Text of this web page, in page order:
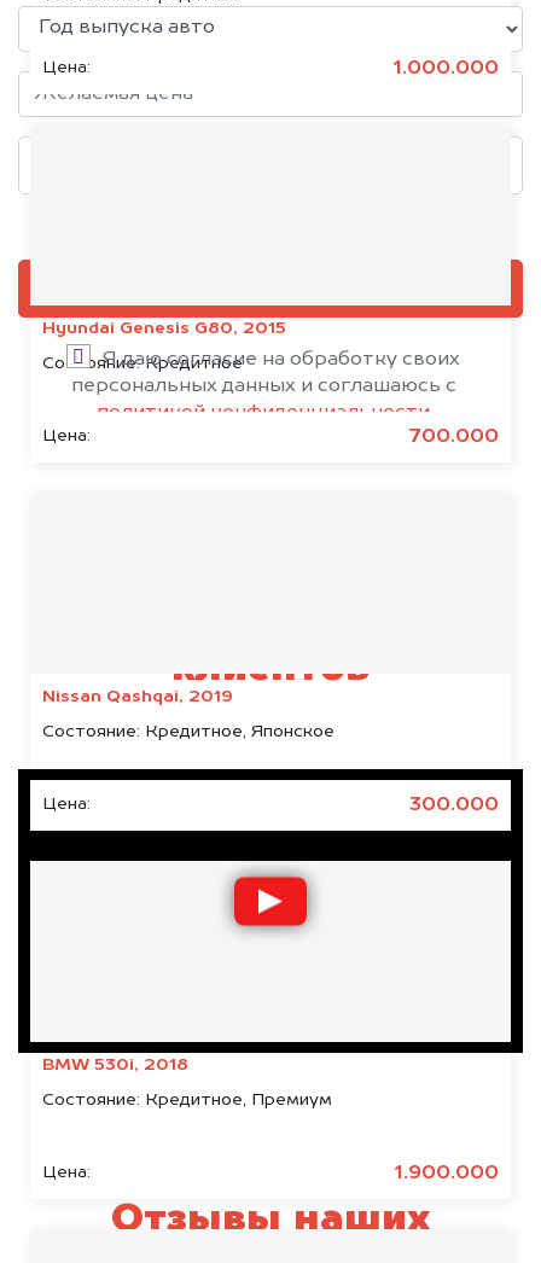
Цена: 1.000.000
Hyundai Genesis G80, 2015
Состояние:Кредитное
Цена: 700.000
Nissan Qashqai, 2019
Состояние: Кредитное, Японское
Цена: 300.000
BMW 530i, 2018
Состояние: Кредитное, Премиум
Цена: 1.900.000
Я даю согласие на обработку своих
персональных данных и соглашаюсь с
политикой конфиденциальности
клиентов
Отзывы наших